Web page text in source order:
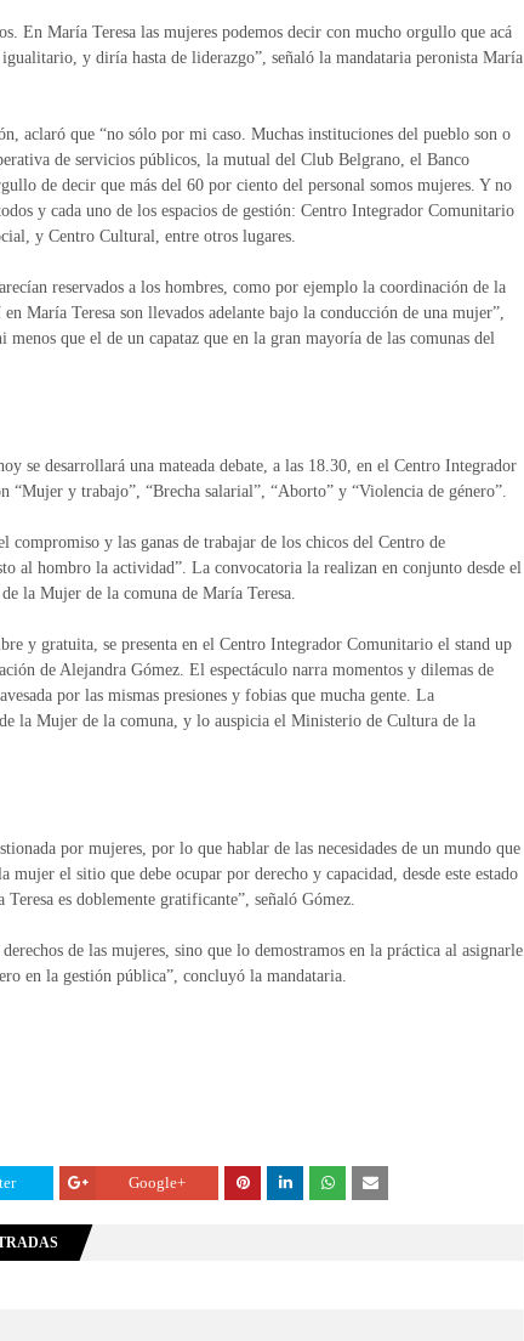
En María Teresa las mujeres podemos decir con mucho orgullo que acá
y diría hasta de liderazgo”, señaló la mandataria peronista María
aclaró que “no sólo por mi caso. Muchas instituciones del pueblo son o
de servicios públicos, la mutual del Club Belgrano, el Banco
de decir que más del 60 por ciento del personal somos mujeres. Y no
y cada uno de los espacios de gestión: Centro Integrador Comunitario
y Centro Cultural, entre otros lugares.
reservados a los hombres, como por ejemplo la coordinación de la
María Teresa son llevados adelante bajo la conducción de una mujer”,
menos que el de un capataz que en la gran mayoría de las comunas del
se desarrollará una mateada debate, a las 18.30, en el Centro Integrador
“Mujer y trabajo”, “Brecha salarial”, “Aborto” y “Violencia de género”.
compromiso y las ganas de trabajar de los chicos del Centro de
al hombro la actividad”. La convocatoria la realizan en conjunto desde el
la Mujer de la comuna de María Teresa.
y gratuita, se presenta en el Centro Integrador Comunitario el stand up
de Alejandra Gómez. El espectáculo narra momentos y dilemas de
por las mismas presiones y fobias que mucha gente. La
la Mujer de la comuna, y lo auspicia el Ministerio de Cultura de la
por mujeres, por lo que hablar de las necesidades de un mundo que
mujer el sitio que debe ocupar por derecho y capacidad, desde este estado
es doblemente gratificante”, señaló Gómez.
de las mujeres, sino que lo demostramos en la práctica al asignarle
en la gestión pública”, concluyó la mandataria.
Google+